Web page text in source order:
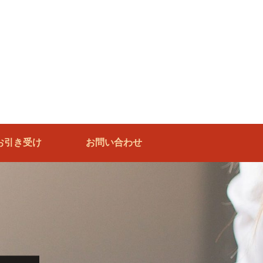
引き受け お問い合わせ